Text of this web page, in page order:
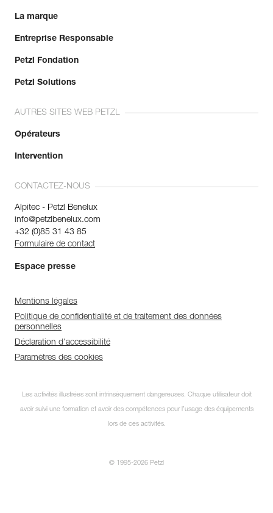
La marque
Entreprise Responsable
Petzl Fondation
Petzl Solutions
AUTRES SITES WEB PETZL
Opérateurs
Intervention
CONTACTEZ-NOUS
Alpitec - Petzl Benelux
info@petzlbenelux.com
+32 (0)85 31 43 85
Formulaire de contact
Espace presse
Mentions légales
Politique de confidentialité et de traitement des données
personnelles
Déclaration d'accessibilité
Paramètres des cookies
Les activités illustrées sont intrinsèquement dangereuses. Chaque utilisateur doit
avoir suivi une formation et avoir des compétences pour l’usage des équipements
lors de ces activités.
© 1995-2026 Petzl